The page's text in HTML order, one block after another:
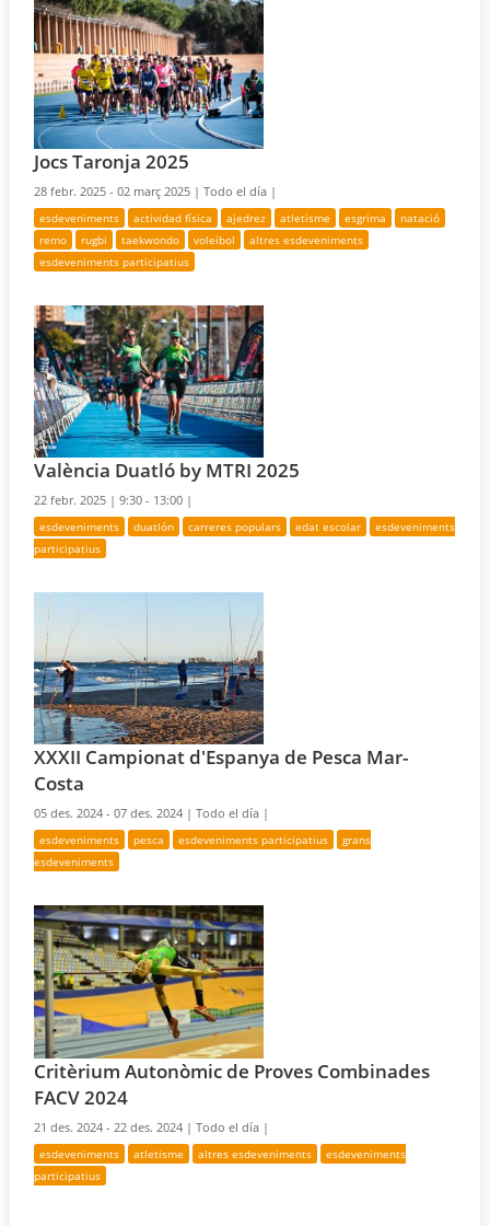
Jocs Taronja 2025
28 febr. 2025 - 02 març 2025 |Todo el día |
esdeveniments actividad física ajedrez atletisme esgrima
natació
remo
rugbi taekwondo voleibol
altres esdeveniments
esdeveniments participatius
València Duatló by MTRI 2025
22 febr. 2025 |9:30 - 13:00 |
esdeveniments duatlón carreres populars edat escolar
esdeveniments
participatius
XXXII Campionat d'Espanya de Pesca Mar-
Costa
05 des. 2024 - 07 des. 2024 |Todo el día |
esdeveniments pesca esdeveniments participatius
grans
esdeveniments
Critèrium Autonòmic de Proves Combinades
FACV 2024
21 des. 2024 - 22 des. 2024 |Todo el día |
esdeveniments atletisme altres esdeveniments
esdeveniments
participatius